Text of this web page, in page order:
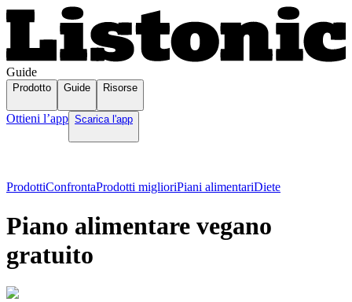
Guide
Prodotto Guide Risorse
Ottieni l’app Scarica l'app
ProdottiConfrontaProdotti miglioriPiani alimentariDiete
Piano alimentare vegano
gratuito